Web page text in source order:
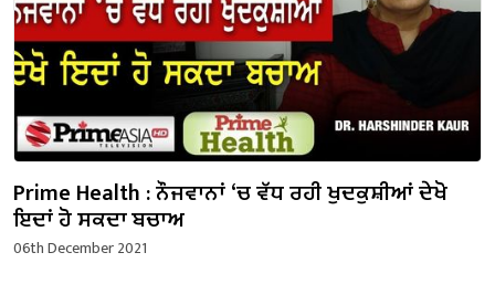
Prime Health : ਨੌਜਵਾਨਾਂ ‘ਚ ਵੱਧ ਰਹੀ ਖੁਦਕੁਸ਼ੀਆਂ ਦੇਖੋ
ਇਦਾਂ ਹੋ ਸਕਦਾ ਬਚਾਅ
06th December 2021